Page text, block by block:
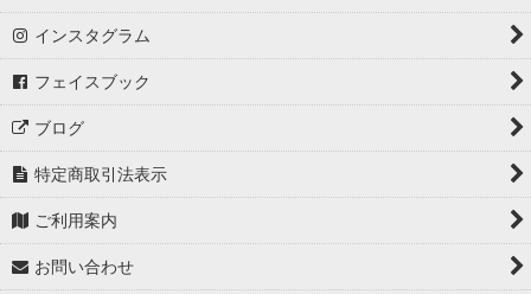
インスタグラム
フェイスブック
ブログ
特定商取引法表示
ご利用案内
お問い合わせ